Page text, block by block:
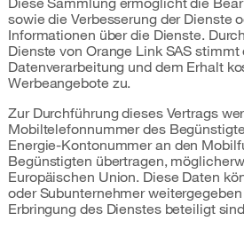
sowie die Verbesserung der Dienste
Informationen über die Dienste.
Dienste von Orange Link SAS stimmt
Datenverarbeitung und dem Erhalt
Werbeangebote zu.
Zur Durchführung dieses Vertrags
Mobiltelefonnummer des
Energie-Kontonummer an den
Begünstigten übertragen,
Europäischen Union. Diese Daten
oder Subunternehmer
Erbringung des Dienstes beteiligt